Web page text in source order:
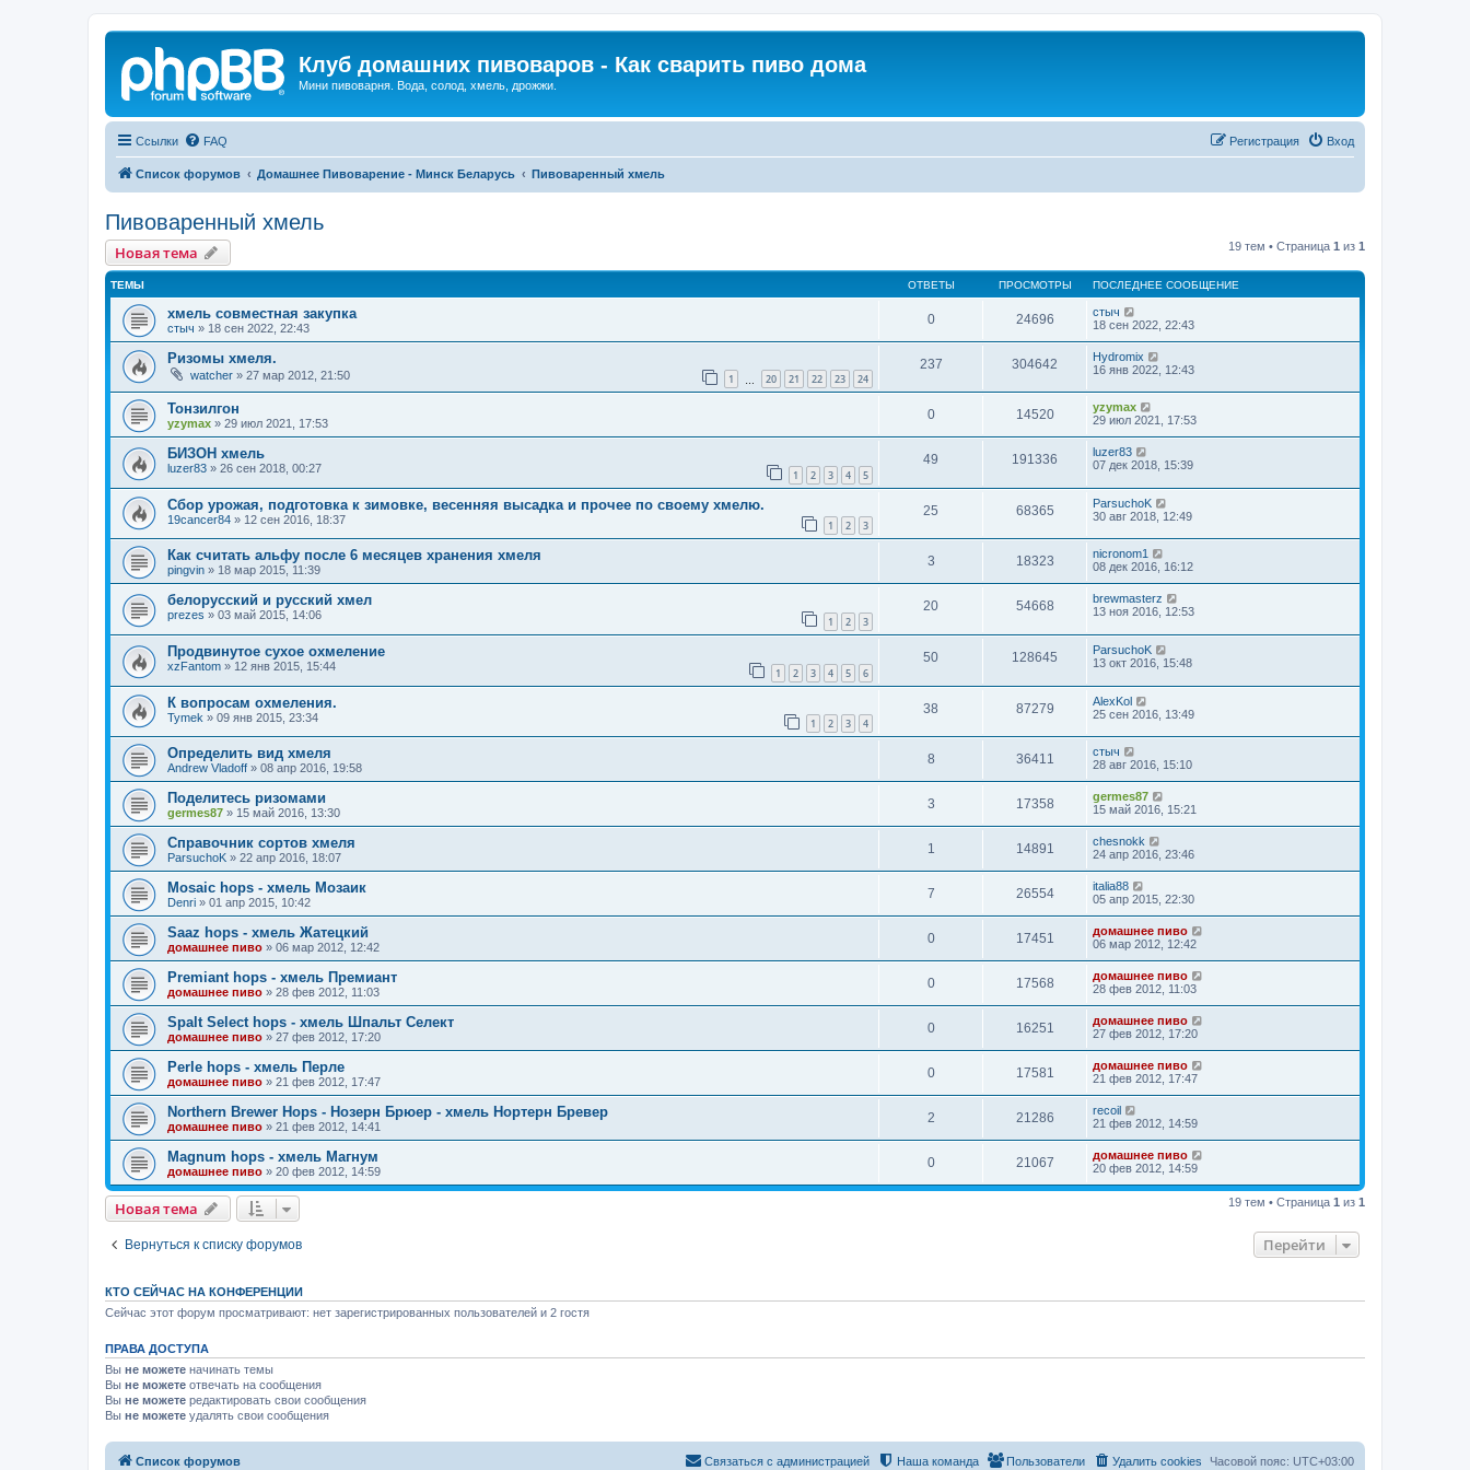
Клуб домашних пивоваров - Как cварить пиво дома
Мини пивоварня. Вода, солод, хмель, дрожжи.
Ссылки FAQ Вход
Регистрация
Список форумов Домашнее Пивоварение - Минск Беларусь Пивоваренный хмель
Пивоваренный хмель
Новая тема 19 тем • Страница 1 из 1
ТЕМЫ ОТВЕТЫ ПРОСМОТРЫ ПОСЛЕДНЕЕ СООБЩЕНИЕ
хмель совместная закупка
стыч » 18 сен 2022, 22:43
0 24696
стыч
18 сен 2022, 22:43
Ризомы хмеля.
watcher » 27 мар 2012, 21:50 1 20 21 22 23 24
237 304642
Hydromix
16 янв 2022, 12:43
Тонзилгон
yzymax » 29 июл 2021, 17:53
0 14520
yzymax
29 июл 2021, 17:53
БИЗОН хмель
luzer83 » 26 сен 2018, 00:27 1 2 3 4 5
49 191336
luzer83
07 дек 2018, 15:39
Сбор урожая, подготовка к зимовке, весенняя высадка и прочее по своему хмелю.
19cancer84 » 12 сен 2016, 18:37 1 2 3
25 68365
ParsuchoK
30 авг 2018, 12:49
Как считать альфу после 6 месяцев хранения хмеля
pingvin » 18 мар 2015, 11:39
3 18323
nicronom1
08 дек 2016, 16:12
белорусский и русский хмел
prezes » 03 май 2015, 14:06 1 2 3
20 54668
brewmasterz
13 ноя 2016, 12:53
Продвинутое сухое охмеление
xzFantom » 12 янв 2015, 15:44 1 2 3 4 5 6
50 128645
ParsuchoK
13 окт 2016, 15:48
К вопросам охмеления.
Tymek » 09 янв 2015, 23:34 1 2 3 4
38 87279
AlexKol
25 сен 2016, 13:49
Определить вид хмеля
Andrew Vladoff » 08 апр 2016, 19:58
8 36411
стыч
28 авг 2016, 15:10
Поделитесь ризомами
germes87 » 15 май 2016, 13:30
3 17358
germes87
15 май 2016, 15:21
Справочник сортов хмеля
ParsuchoK » 22 апр 2016, 18:07
1 14891
chesnokk
24 апр 2016, 23:46
Mosaic hops - хмель Мозаик
Denri » 01 апр 2015, 10:42
7 26554
italia88
05 апр 2015, 22:30
Saaz hops - хмель Жатецкий
домашнее пиво » 06 мар 2012, 12:42
0 17451
домашнее пиво
06 мар 2012, 12:42
Premiant hops - хмель Премиант
домашнее пиво » 28 фев 2012, 11:03
0 17568
домашнее пиво
28 фев 2012, 11:03
Spalt Select hops - хмель Шпальт Селект
домашнее пиво » 27 фев 2012, 17:20
0 16251
домашнее пиво
27 фев 2012, 17:20
Perle hops - хмель Перле
домашнее пиво » 21 фев 2012, 17:47
0 17581
домашнее пиво
21 фев 2012, 17:47
Northern Brewer Hops - Нозерн Брюер - хмель Нортерн Бревер
домашнее пиво » 21 фев 2012, 14:41
2 21286
recoil
21 фев 2012, 14:59
Magnum hops - хмель Магнум
домашнее пиво » 20 фев 2012, 14:59
0 21067
домашнее пиво
20 фев 2012, 14:59
Новая тема 19 тем • Страница 1 из 1
Вернуться к списку форумов Перейти
КТО СЕЙЧАС НА КОНФЕРЕНЦИИ
Сейчас этот форум просматривают: нет зарегистрированных пользователей и 2 гостя
ПРАВА ДОСТУПА
Вы не можете начинать темы
Вы не можете отвечать на сообщения
Вы не можете редактировать свои сообщения
Вы не можете удалять свои сообщения
Список форумов Часовой пояс: UTC+03:00
Удалить cookies
Пользователи
Наша команда
Связаться с администрацией